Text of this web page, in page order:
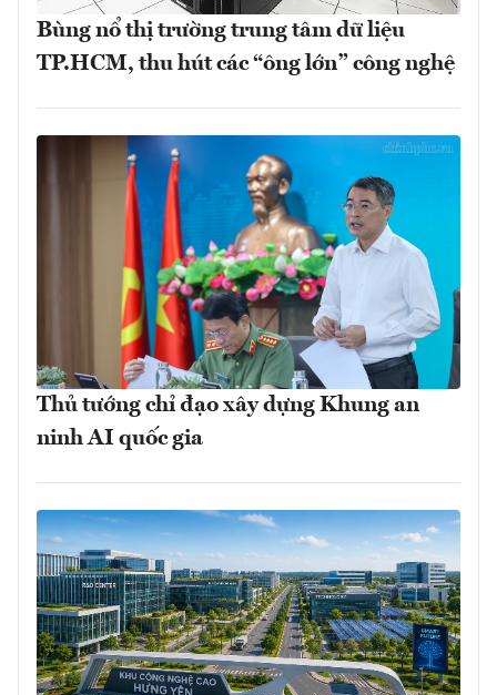
Bùng nổ thị trường trung tâm dữ liệu
TP.HCM, thu hút các “ông lớn” công nghệ
Thủ tướng chỉ đạo xây dựng Khung an
ninh AI quốc gia